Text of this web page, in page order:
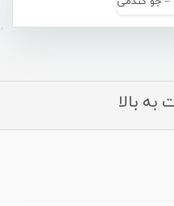
به بالا